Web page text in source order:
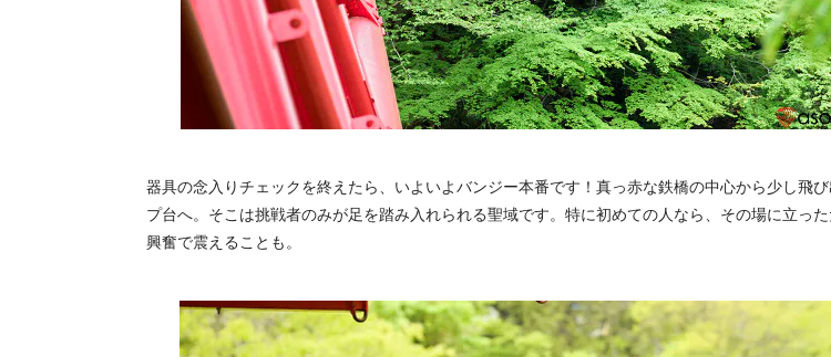
器具の念入りチェックを終えたら、いよいよバンジー本番です！真っ赤な鉄橋の中心から少し飛
プ台へ。そこは挑戦者のみが足を踏み入れられる聖域です。特に初めての人なら、その場に立った
興奮で震えることも。